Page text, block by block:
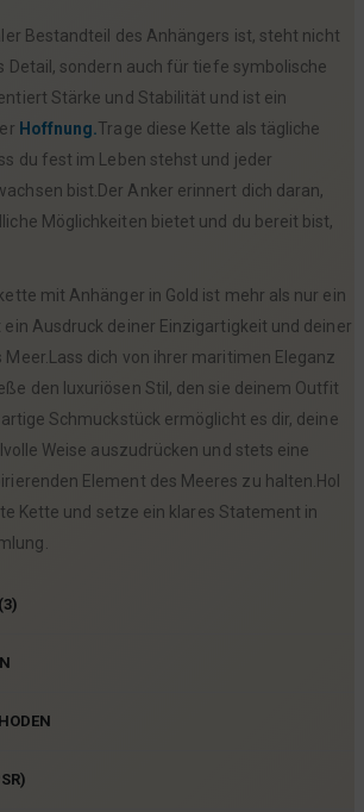
Bestandteil des Anhängers ist, steht nicht
Detail, sondern auch für tiefe symbolische
Stärke und Stabilität und ist ein
Hoffnung.Trage diese Kette als tägliche
du fest im Leben stehst und jeder
bist.Der Anker erinnert dich daran,
Möglichkeiten bietet und du bereit bist,
mit Anhänger in Gold ist mehr als nur ein
Ausdruck deiner Einzigartigkeit und deiner
Meer.Lass dich von ihrer maritimen Eleganz
den luxuriösen Stil, den sie deinem Outfit
Schmuckstück ermöglicht es dir, deine
Weise auszudrücken und stets eine
Element des Meeres zu halten.Hol
Kette und setze ein klares Statement in